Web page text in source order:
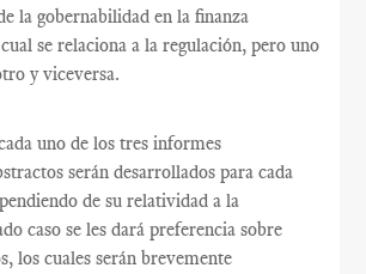
la gobernabilidad en la finanza
se relaciona a la regulación, pero uno
y viceversa.
uno de los tres informes
serán desarrollados para cada
de su relatividad a la
caso se les dará preferencia sobre
los cuales serán brevemente